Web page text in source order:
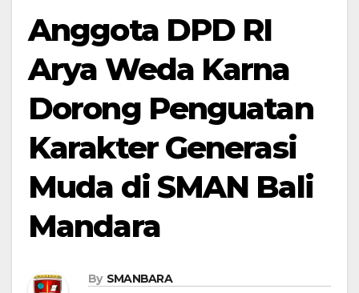
Anggota DPD RI
Arya Weda Karna
Dorong Penguatan
Karakter Generasi
Muda di SMAN Bali
Mandara
By SMANBARA